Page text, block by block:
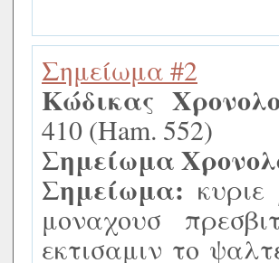
Σημείωμα #2
Κώδικας
410 (Ham. 552)
Σημείωμα
Σημείωμα:
μοναχουσ
εκτισαμιν το